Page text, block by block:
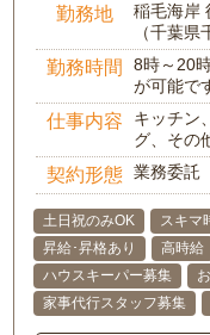
勤務地
稲毛海岸
（千葉県
勤務時間
8時～20
が可能で
仕事内容
キッチン
グ、その
契約形態 業務委託
土日祝のみOK スキマ
昇給･昇格あり
高時給
ハウスキーパー募集
家事代行スタッフ募集